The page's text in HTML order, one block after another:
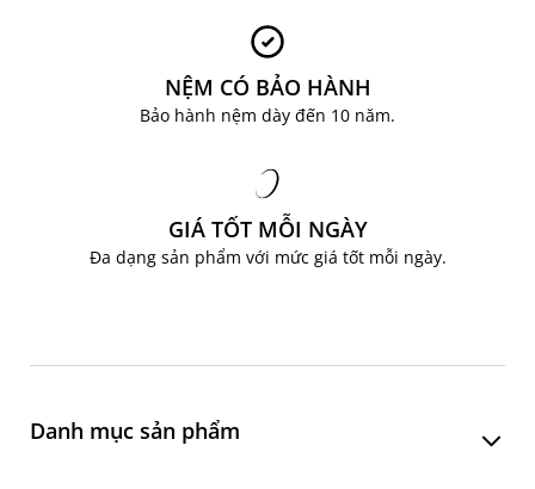
NỆM CÓ BẢO HÀNH
Bảo hành nệm dày đến 10 năm.
GIÁ TỐT MỖI NGÀY
Đa dạng sản phẩm với mức giá tốt mỗi ngày.
Danh mục sản phẩm